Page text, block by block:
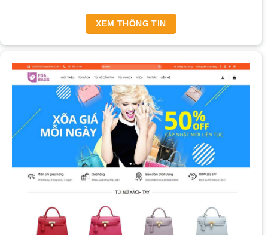
XEM THÔNG TIN